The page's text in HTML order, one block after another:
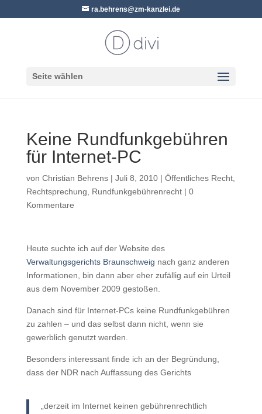
ra.behrens@zm-kanzlei.de
Seite wählen
Keine Rundfunkgebühren
für Internet-PC
von Christian Behrens| Juli 8, 2010| Öffentliches Recht,
Rechtsprechung
Rundfunkgebührenrecht| 0
Kommentare
Heute suchte ich auf der Website des
Verwaltungsgerichts Braunschweig nach ganz anderen
Informationen, bin dann aber eher zufällig auf ein Urteil
aus dem November 2009 gestoßen.
Danach sind für Internet-PCs keine Rundfunkgebühren
zu zahlen – und das selbst dann nicht, wenn sie
gewerblich genutzt werden.
Besonders interessant finde ich an der Begründung,
dass der NDR nach Auffassung des Gerichts
„derzeit im Internet keinen gebührenrechtlich